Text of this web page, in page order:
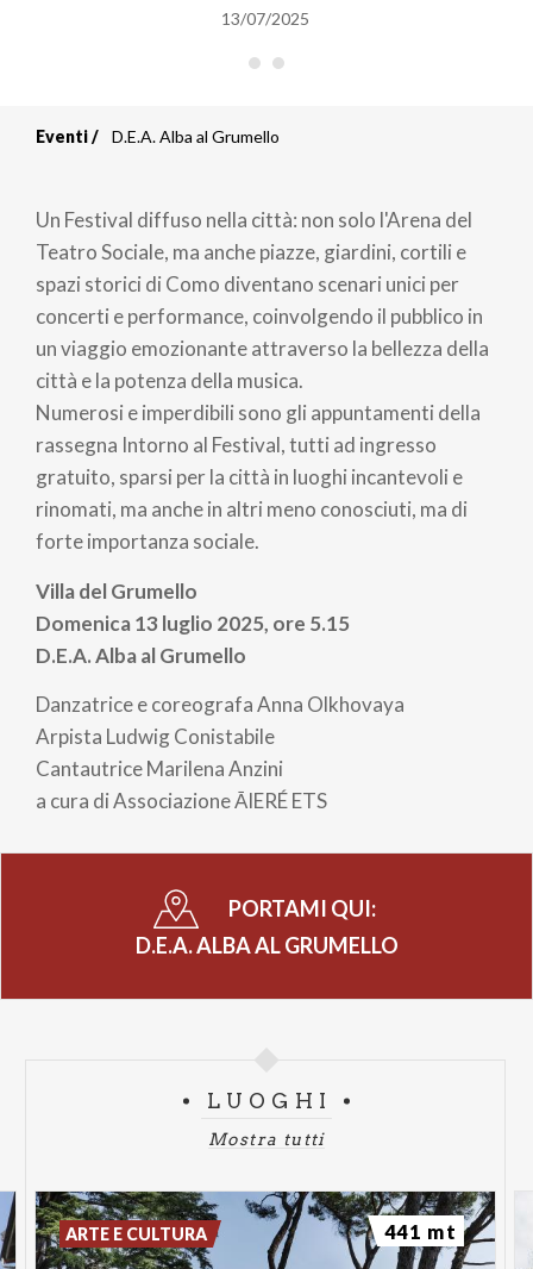
13/07/2025
di
pane
Eventi D.E.A. Alba al Grumello
Un Festival diffuso nella città: non solo l'Arena del
Teatro Sociale, ma anche piazze, giardini, cortili e
spazi storici di Como diventano scenari unici per
concerti e performance, coinvolgendo il pubblico in
un viaggio emozionante attraverso la bellezza della
città e la potenza della musica.
Numerosi e imperdibili sono gli appuntamenti della
rassegna Intorno al Festival, tutti ad ingresso
gratuito, sparsi per la città in luoghi incantevoli e
rinomati, ma anche in altri meno conosciuti, ma di
forte importanza sociale.
Villa del Grumello
Domenica 13 luglio 2025, ore 5.15
D.E.A. Alba al Grumello
Danzatrice e coreografa Anna Olkhovaya
Arpista Ludwig Conistabile
Cantautrice Marilena Anzini
a cura di Associazione ĀIERÉ ETS
PORTAMI QUI:
D.E.A. ALBA AL GRUMELLO
LUOGHI
Mostra tutti
ARTE E CULTURA 441 mt